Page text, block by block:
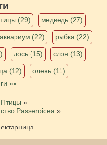
(29) медведь (27)
аквариум (22) рыбка (22)
лось (15) слон (13)
(12)
олень (11)
»»
Птицы »
Passeroidea »